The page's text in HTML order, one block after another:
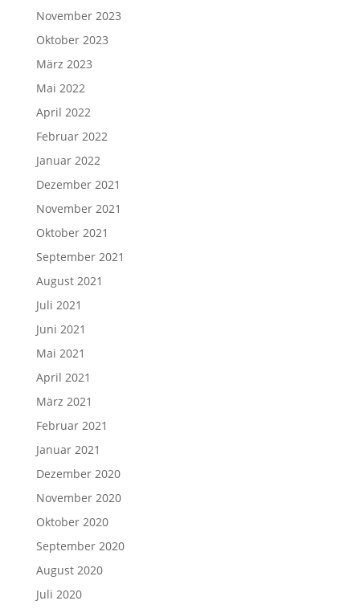
November 2023
Oktober 2023
März 2023
Mai 2022
April 2022
Februar 2022
Januar 2022
Dezember 2021
November 2021
Oktober 2021
September 2021
August 2021
Juli 2021
Juni 2021
Mai 2021
April 2021
März 2021
Februar 2021
Januar 2021
Dezember 2020
November 2020
Oktober 2020
September 2020
August 2020
Juli 2020